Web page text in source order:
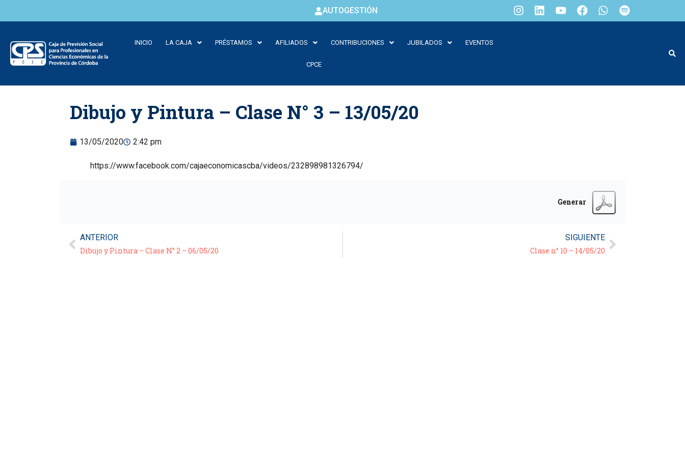
AUTOGESTIÓN
INICIO LA CAJA PRÉSTAMOS AFILIADOS CONTRIBUCIONES JUBILADOS EVENTOS
CPCE
content
Dibujo y Pintura – Clase N° 3 – 13/05/20
13/05/2020 2:42 pm
https://www.facebook.com/cajaeconomicascba/videos/232898981326794/
Generar
ANTERIOR
Dibujo y Pintura – Clase N° 2 – 06/05/20
SIGUIENTE
Clase n° 10 – 14/05/20